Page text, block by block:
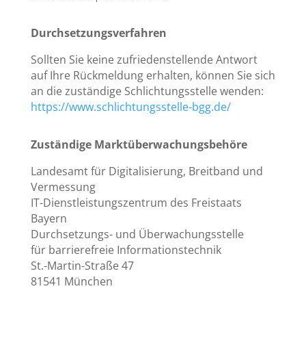
Durchsetzungsverfahren
Sollten Sie keine zufriedenstellende Antwort
auf Ihre Rückmeldung erhalten, können Sie sich
an die zuständige Schlichtungsstelle wenden:
https://www.schlichtungsstelle-bgg.de/
Zuständige Marktüberwachungsbehöre
Landesamt für Digitalisierung, Breitband und
Vermessung
IT-Dienstleistungszentrum des Freistaats
Bayern
Durchsetzungs- und Überwachungsstelle
für barrierefreie Informationstechnik
St.-Martin-Straße 47
81541 München